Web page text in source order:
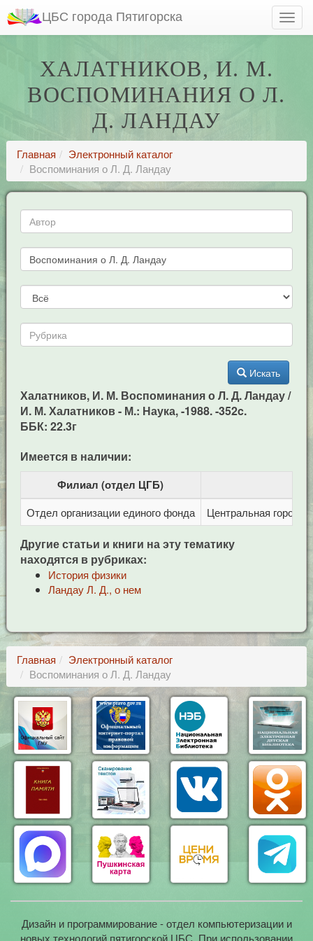
ЦБС города Пятигорска
ХАЛАТНИКОВ, И. М.
ВОСПОМИНАНИЯ О Л.
Д. ЛАНДАУ
Главная
Электронный каталог
Воспоминания о Л. Д. Ландау
Искать
Халатников, И. М. Воспоминания о Л. Д. Ландау /
И. М. Халатников - М.: Наука, -1988. -352c.
ББК: 22.3г
Имеется в наличии:
Филиал (отдел ЦГБ)
Отдел организации единого фонда Центральная
Другие статьи и книги на эту тематику
находятся в рубриках:
История физики
Ландау Л. Д., о нем
Главная
Электронный каталог
Воспоминания о Л. Д. Ландау
Дизайн и программирование - отдел компьютеризации и